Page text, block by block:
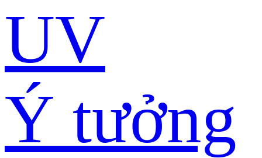
UV
Ý tưởng